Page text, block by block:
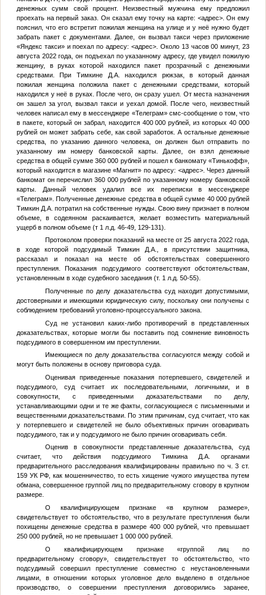
денежных сумм свой процент. Неизвестный мужчина ему предложил
проехать на первый заказ. Он сказал ему точку на карте: <адрес>. Он ему
пояснил, что его встретит пожилая женщина на улице и у неё нужно будет
забрать пакет с документами. Далее, он вызвал такси через приложение
«Яндекс такси» и поехал по адресу: <адрес> . Около 13 часов 00 минут, 23
августа 2022 года, он подъехал по указанному адресу, где увидел пожилую
женщину, в руках которой находился пакет прозрачный с денежными
средствами. При Тимкине Д.А.
находился рюкзак, в который данная
пожилая женщина положила пакет с денежными средствами, который
находился у неё в руках. После чего, он сразу ушел. От места назначения
он зашел за угол, вызвал такси и уехал домой. После чего, неизвестный
человек написал ему в мессенджере «Телеграм» смс-сообщение о том, что
в пакете, который он забрал, находится 400 000 рублей, из которых 40 000
рублей он может забрать себе, как свой заработок. А остальные денежные
средства, по указанию данного человека, он должен был отправить по
указанному им номеру банковской карты. Далее, он взял денежные
средства в общей сумме 360 000 рублей и пошел к банкомату «Тинькофф»,
который находится в магазине «Магнит» по адресу: <адрес>. Через данный
банкомат он перечислил 360 000 рублей по указанному номеру банковской
карты. Данный человек удалил все их переписки в мессенджере
«Телеграм». Полученные денежные средства в общей сумме 40 000 рублей
Тимкин Д.А. потратил на собственные нужды. Свою вину признает в полном
объеме, в содеянном раскаивается, желает возместить материальный
ущерб в полном объеме (т 1 л.д. 46-49, 129-131).
Протоколом проверки показаний на месте от 25 августа 2022 года,
в ходе которой подсудимый Тимкин Д.А.
, в присутствии защитника,
рассказал и показал на месте об обстоятельствах совершенного
преступления. Показания подсудимого соответствуют обстоятельствам,
установленным в ходе судебного заседания (т. 1 л.д. 50-55).
Полученные по делу доказательства суд находит допустимыми,
достоверными и имеющими юридическую силу, поскольку они получены с
соблюдением требований уголовно-процессуального закона.
Суд не установил каких-либо противоречий в представленных
доказательствах, которые могли бы поставить под сомнение виновность
подсудимого в совершенном им преступлении.
Имеющиеся по делу доказательства согласуются между собой и
могут быть положены в основу приговора суда.
Оценивая приведенные показания потерпевшего, свидетелей и
подсудимого, суд считает их последовательными, логичными, и в
совокупности, с приведенными доказательствами по делу,
устанавливающими одни и те же факты, согласующиеся с письменными и
вещественными доказательствами. По этим причинам, суд считает, что как
у потерпевшего и свидетелей не было объективных причин оговаривать
подсудимого, так и у подсудимого не было причин оговаривать себя.
Оценив в совокупности представленные доказательства, суд
считает, что действия подсудимогоТимкина Д.А.
органами
предварительного расследования квалифицированы правильно по ч. 3 ст.
159 УК РФ, как мошенничество, то есть хищение чужого имущества путем
обмана, совершенное группой лиц по предварительному сговору в крупном
размере.
О квалифицирующем признаке «в крупном размере»,
свидетельствует то обстоятельство, что в результате преступления были
похищены денежные средства в размере 400 000 рублей, что превышает
250 000 рублей, но не превышает 1 000 000 рублей.
О квалифицирующем признаке «группой лиц по
предварительному сговору», свидетельствует то обстоятельство, что
подсудимый совершил преступление совместно с неустановленными
лицами, в отношении которых уголовное дело выделено в отдельное
производство, о совершении преступления договорились заранее,